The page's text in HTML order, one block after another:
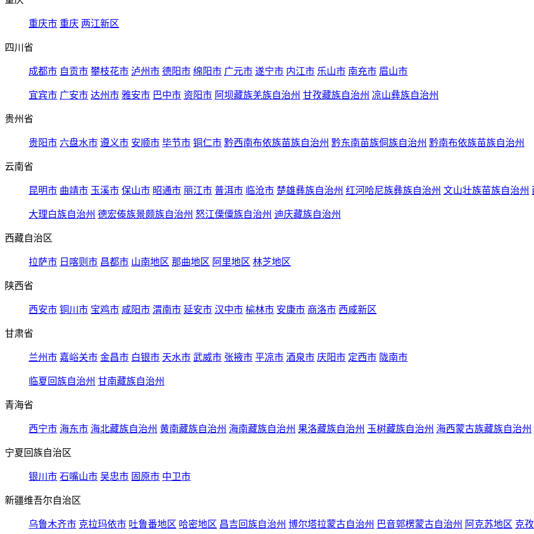
重庆市 重庆 两江新区
四川省
成都市 自贡市 攀枝花市 泸州市 德阳市 绵阳市 广元市 遂宁市 内江市 乐山市 南充市 眉山市
宜宾市 广安市 达州市 雅安市 巴中市 资阳市 阿坝藏族羌族自治州 甘孜藏族自治州 凉山彝族自治州
贵州省
贵阳市 六盘水市 遵义市 安顺市 毕节市 铜仁市 黔西南布依族苗族自治州 黔东南苗族侗族自治州 黔南布依族苗族自治州
云南省
昆明市 曲靖市 玉溪市 保山市 昭通市 丽江市 普洱市 临沧市 楚雄彝族自治州 红河哈尼族彝族自治州 文山壮族苗族自治州
大理白族自治州 德宏傣族景颇族自治州 怒江傈僳族自治州 迪庆藏族自治州
西藏自治区
拉萨市 日喀则市 昌都市 山南地区 那曲地区 阿里地区 林芝地区
陕西省
西安市 铜川市 宝鸡市 咸阳市 渭南市 延安市 汉中市 榆林市 安康市 商洛市 西咸新区
甘肃省
兰州市 嘉峪关市 金昌市 白银市 天水市 武威市 张掖市 平凉市 酒泉市 庆阳市 定西市 陇南市
临夏回族自治州 甘南藏族自治州
青海省
西宁市 海东市 海北藏族自治州 黄南藏族自治州 海南藏族自治州 果洛藏族自治州 玉树藏族自治州 海西蒙古族藏族自治州
宁夏回族自治区
银川市 石嘴山市 吴忠市 固原市 中卫市
新疆维吾尔自治区
乌鲁木齐市 克拉玛依市 吐鲁番地区 哈密地区 昌吉回族自治州 博尔塔拉蒙古自治州 巴音郭楞蒙古自治州 阿克苏地区 克